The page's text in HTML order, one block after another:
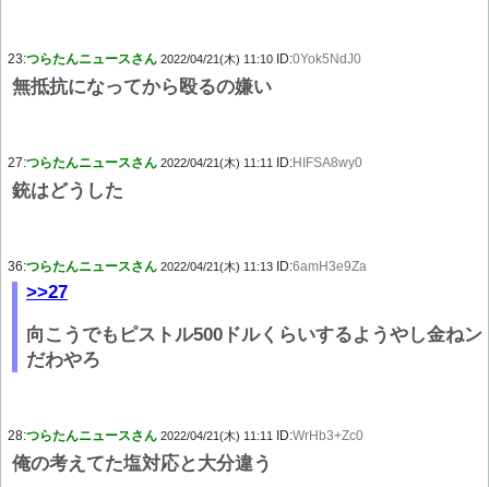
23:つらたんニュースさん 2022/04/21(木) 11:10 ID:0Yok5NdJ0
無抵抗になってから殴るの嫌い
27:つらたんニュースさん 2022/04/21(木) 11:11 ID:HIFSA8wy0
銃はどうした
36:つらたんニュースさん 2022/04/21(木) 11:13 ID:6amH3e9Za
>>27
向こうでもピストル500ドルくらいするようやし金ねン
だわやろ
28:つらたんニュースさん 2022/04/21(木) 11:11 ID:WrHb3+Zc0
俺の考えてた塩対応と大分違う